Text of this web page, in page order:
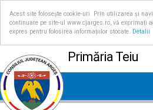
Acest site folosește cookie-uri. Prin utilizarea și
continuare pe site-ul www.cjarges.ro, vă exprimați
expres pentru folosirea informațiilor stocate.
Detalii
Primăria Teiu